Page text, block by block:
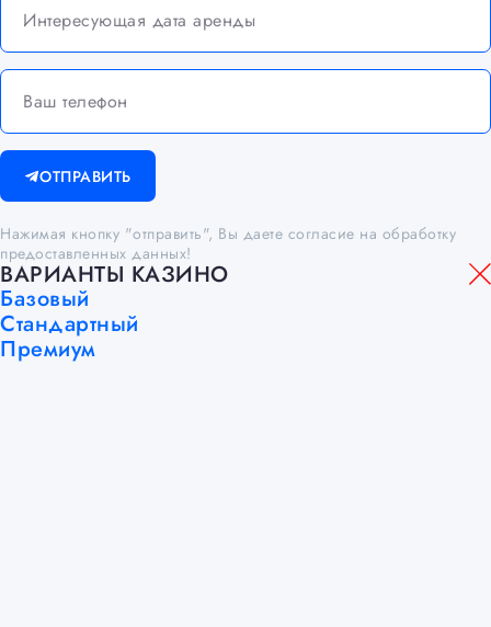
ОТПРАВИТЬ
Нажимая кнопку "отправить", Вы даете согласие на обработку
предоставленных данных!
ВАРИАНТЫ КАЗИНО
Базовый
Стандартный
Премиум